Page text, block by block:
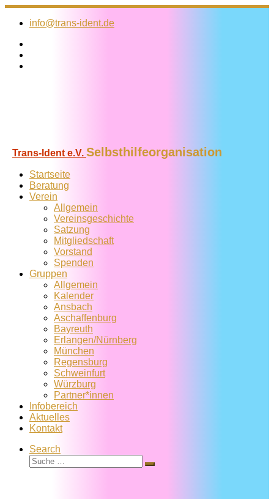
Zum
Inhalt
info@trans-ident.de
Trans-Ident e.V. Selbsthilfeorganisation
Startseite
Beratung
Verein
Allgemein
Vereins­geschichte
Satzung
Mitglied­schaft
Vorstand
Spenden
Gruppen
Allgemein
Kalender
Ansbach
Aschaffenburg
Bayreuth
Erlangen/Nürnberg
München
Regensburg
Schweinfurt
Würzburg
Partner*innen
Infobereich
Aktuelles
Kontakt
Search
Suche
Suche